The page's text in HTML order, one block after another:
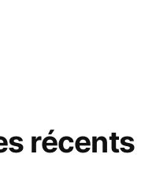
récents